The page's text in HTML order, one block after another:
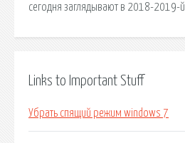
сегодня заглядывают в 2018-2019-й.
Links to Important Stuff
Убрать спящий режим windows 7